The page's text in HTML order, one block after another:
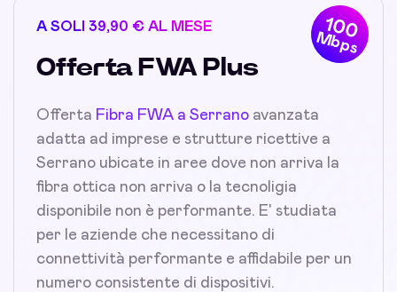
100
Mbps
A SOLI 39,90 € AL MESE
Offerta FWA Plus
Offerta Fibra FWA a Serrano avanzata
adatta ad imprese e strutture ricettive a
Serrano ubicate in aree dove non arriva la
fibra ottica non arriva o la tecnoligia
disponibile non è performante. E' studiata
per le aziende che necessitano di
connettività performante e affidabile per un
numero consistente di dispositivi.